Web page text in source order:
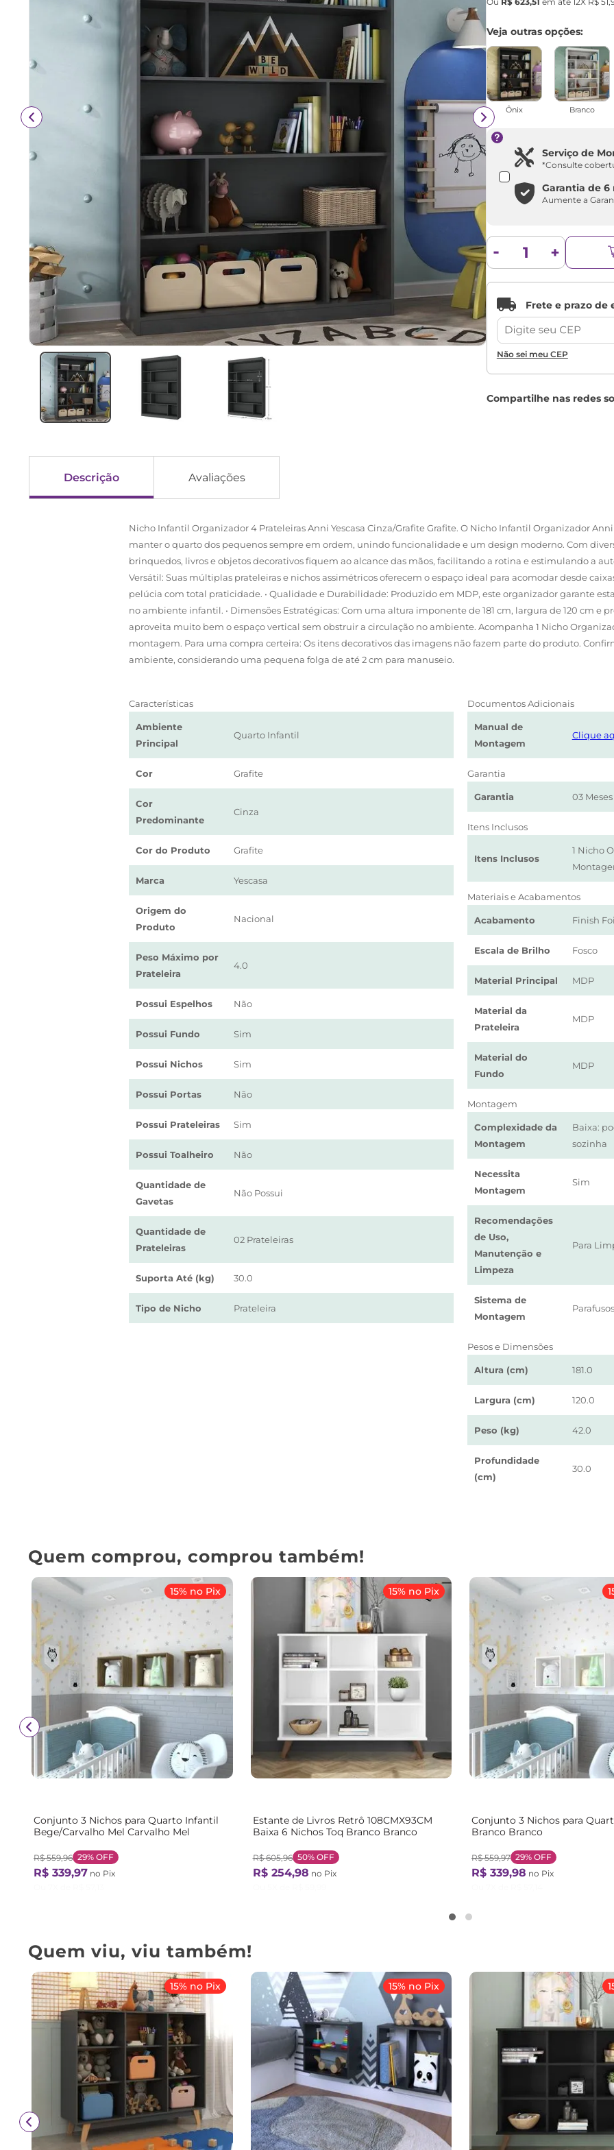
Veja outras opções:
Ônix Branco
Serviço de
*Consulte
Garantia de6
Aumente a
Não sei meu CEP
Descrição Avaliações
Nicho Infantil Organizador 4 Prateleiras Anni Yescasa Cinza/Grafite Grafite. O Nicho Infantil Organizador Anni
manter o quarto dos pequenos sempre em ordem, unindo funcionalidade e um design moderno. Com
brinquedos, livros e objetos decorativos fiquem ao alcance das mãos, facilitando a rotina e estimulando a
Versátil: Suas múltiplas prateleiras e nichos assimétricos oferecem o espaço ideal para acomodar desde
pelúcia com total praticidade. • Qualidade e Durabilidade: Produzido em MDP, este organizador garante
no ambiente infantil. • Dimensões Estratégicas: Com uma altura imponente de 181 cm, largura de 120 cm e
aproveita muito bem o espaço vertical sem obstruir a circulação no ambiente. Acompanha 1 Nicho
montagem. Para uma compra certeira: Os itens decorativos das imagens não fazem parte do produto.
ambiente, considerando uma pequena folga de até 2 cm para manuseio.
Características
Ambiente
Principal
Quarto Infantil
Cor Grafite
Cor
Predominante
Cinza
Cor do Produto Grafite
Marca Yescasa
Origem do
Produto
Nacional
Peso Máximo por
Prateleira
4.0
Possui Espelhos Não
Possui Fundo Sim
Possui Nichos Sim
Possui Portas Não
Possui Prateleiras Sim
Possui Toalheiro Não
Quantidade de
Gavetas
Não Possui
Quantidade de
Prateleiras
02 Prateleiras
Suporta Até (kg) 30.0
Tipo de Nicho Prateleira
Documentos Adicionais
Manual de
Montagem
Clique
Garantia
Garantia 03 Meses
Itens Inclusos
Itens Inclusos
1 Nicho
Materiais e Acabamentos
Acabamento Finish
Escala de Brilho Fosco
Material Principal MDP
Material da
Prateleira
MDP
Material do
Fundo
MDP
Montagem
Complexidade da
Montagem
Baixa:
sozinha
Necessita
Montagem
Sim
Recomendações
de Uso,
Manutenção e
Limpeza
Para
Sistema de
Montagem
Pesos e Dimensões
Altura (cm) 181.0
Largura (cm) 120.0
Peso (kg) 42.0
Profundidade
(cm)
30.0
Quem comprou, comprou também!
15% no Pix
Conjunto 3 Nichos para Quarto Infantil
Bege/Carvalho Mel Carvalho Mel
R$ 559,96 29% OFF
R$ 339,97 no Pix
15% no Pix
Estante de Livros Retrô 108CMX93CM
Baixa 6 Nichos Toq Branco Branco
R$ 605,96 50%OFF
R$ 254,98 no Pix
Conjunto 3 Nichos para
Branco Branco
R$ 559,97 29% OFF
R$ 339,98 no Pix
Quem viu, viu também!
15% no Pix 15% no Pix